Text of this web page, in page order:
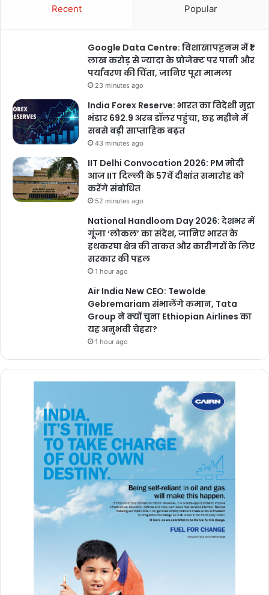
Recent Popular
Google Data Centre: विशाखापट्टनम में ₹1
लाख करोड़ से ज्यादा के प्रोजेक्ट पर पानी और
पर्यावरण की चिंता, जानिए पूरा मामला
23 minutes ago
India Forex Reserve: भारत का विदेशी मुद्रा
भंडार 692.9 अरब डॉलर पहुंचा, छह महीने में
सबसे बड़ी साप्ताहिक बढ़त
43 minutes ago
IIT Delhi Convocation 2026: PM मोदी
आज IIT दिल्ली के 57वें दीक्षांत समारोह को
करेंगे संबोधित
52 minutes ago
National Handloom Day 2026: देशभर में
गूंजा ‘लोकल’ का संदेश, जानिए भारत के
हथकरघा क्षेत्र की ताकत और कारीगरों के लिए
सरकार की पहल
1 hour ago
Air India New CEO: Tewolde
Gebremariam संभालेंगे कमान, Tata
Group ने क्यों चुना Ethiopian Airlines का
यह अनुभवी चेहरा?
1 hour ago